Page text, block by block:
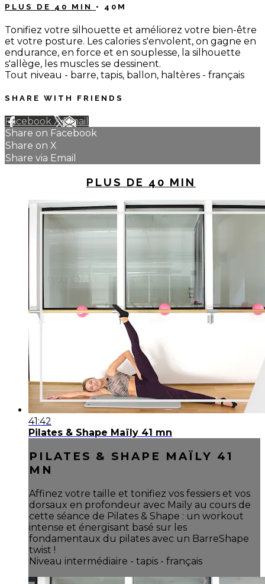
PLUS DE 40 MIN • 40M
Tonifiez votre silhouette et améliorez votre bien-être
et votre posture. Les calories s'envolent, on gagne en
endurance, en force et en souplesse, la silhouette
s'allège, les muscles se dessinent.
Tout niveau - barre, tapis, ballon, haltères - français
SHARE WITH FRIENDS
Facebook XEmail
Share on Facebook
Share on X
Share via Email
PLUS DE 40 MIN
41:42
Pilates & Shape Maïly 41 mn
PILATES & SHAPE MAÏLY 41
MN
Affinez votre taille et tonifiez vos fessiers et vos
dorsaux en profondeur avec Maïly au cours de
cette séance de Pilates & Shape : un workout
intense et énergisant basé sur les
fondamentaux du pilates avec un BarreShape
twist !
Niveau intermédiaire - tapis - français